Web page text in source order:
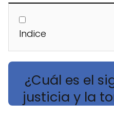
Indice
¿Cuál es el
justicia y la